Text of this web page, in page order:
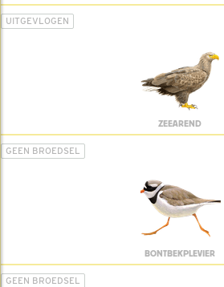
UITGEVLOGEN
ZEEAREND
GEEN BROEDSEL
BONTBEKPLEVIER
GEEN BROEDSEL